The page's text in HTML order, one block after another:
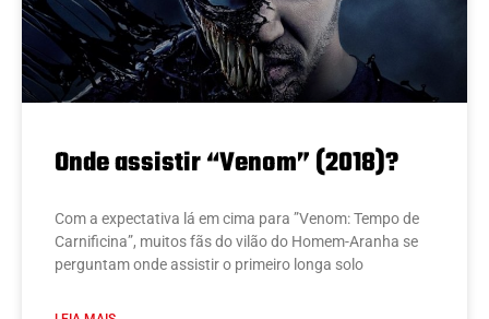
Onde assistir “Venom” (2018)?
Com a expectativa lá em cima para ”Venom: Tempo de
Carnificina”, muitos fãs do vilão do Homem-Aranha se
perguntam onde assistir o primeiro longa solo